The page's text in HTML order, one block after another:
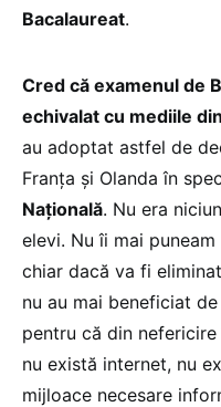
Bacalaureat.
Cred că examenul de
echivalat cu mediile
au adoptat astfel de
Franţa şi Olanda în
Naţională. Nu era
elevi. Nu îi mai
chiar dacă va fi
nu au mai beneficiat
pentru că din
nu există internet, nu
mijloace necesare